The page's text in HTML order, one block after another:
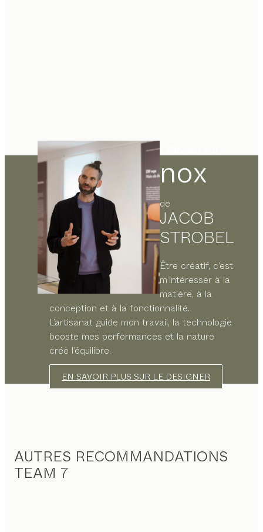
nox
de
JACOB
STROBEL
Être créatif, c’est
m’intéresser à la
matière, à la
conception et à la fonctionnalité.
L’artisanat guide mon travail, la technologie
booste mes performances et la nature
crée l’équilibre.
EN SAVOIR PLUS SUR LE DESIGNER
AUTRES RECOMMANDATIONS
TEAM 7